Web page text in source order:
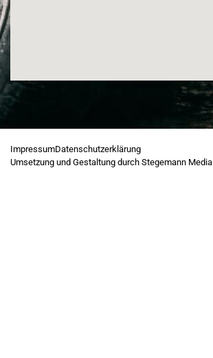
ImpressumDatenschutzerklärung
Umsetzung und Gestaltung durch Stegemann Media